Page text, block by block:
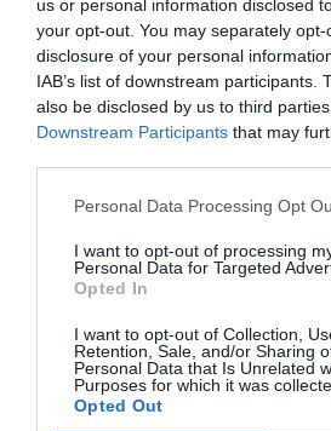
us or personal information disclosed
your opt-out. You may separately
disclosure of your personal
IAB’s list of downstream participants.
also be disclosed by us to third
Downstream Participants that may
Personal Data Processing Opt
I want to opt-out of processing
Personal Data for Targeted
Opted In
I want to opt-out of Collection,
Retention, Sale, and/or Sharing
Personal Data that Is Unrelated
Purposes for which it was
Opted Out
Ανώνυμος
11/05 - 12:11
11/5/25
σας.Κουράγιο στην
Αχ τη μέρα ξημέρωσε πάλι
Οτι και να πούμε είναι λίγο.